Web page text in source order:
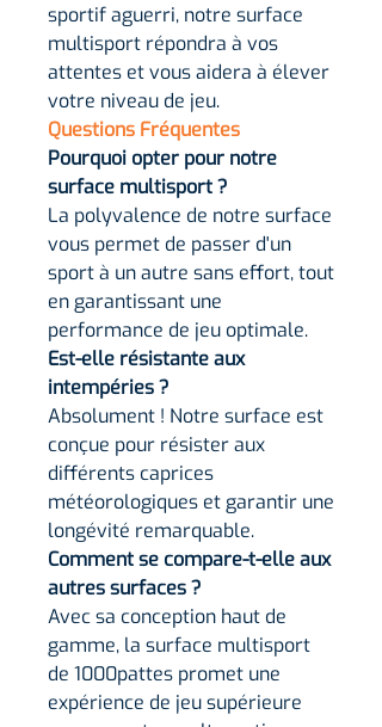
sportif aguerri, notre surface
multisport répondra à vos
attentes et vous aidera à élever
votre niveau de jeu.
Questions Fréquentes
Pourquoi opter pour notre
surface multisport ?
La polyvalence de notre surface
vous permet de passer d'un
sport à un autre sans effort, tout
en garantissant une
performance de jeu optimale.
Est-elle résistante aux
intempéries ?
Absolument ! Notre surface est
conçue pour résister aux
différents caprices
météorologiques et garantir une
longévité remarquable.
Comment se compare-t-elle aux
autres surfaces ?
Avec sa conception haut de
gamme, la surface multisport
de 1000pattes promet une
expérience de jeu supérieure